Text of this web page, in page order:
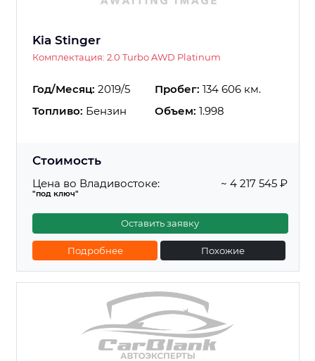
Kia Stinger
Комплектация: 2.0 Turbo AWD Platinum
Год/Месяц: 2019/5 Пробег: 134 606 км.
Топливо: Бензин Объем: 1.998
Стоимость
Цена во Владивостоке:
"под ключ"
~ 4 217 545 ₽
Оставить заявку
Подробнее Похожие